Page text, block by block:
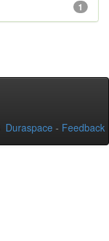
1
Duraspace - Feedback